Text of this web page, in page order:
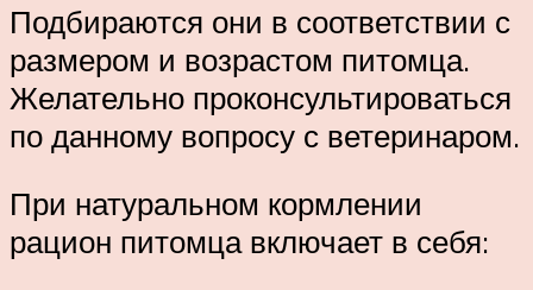
Подбираются они в соответствии с
размером и возрастом питомца.
Желательно проконсультироваться
по данному вопросу с ветеринаром.
При натуральном кормлении
рацион питомца включает в себя: